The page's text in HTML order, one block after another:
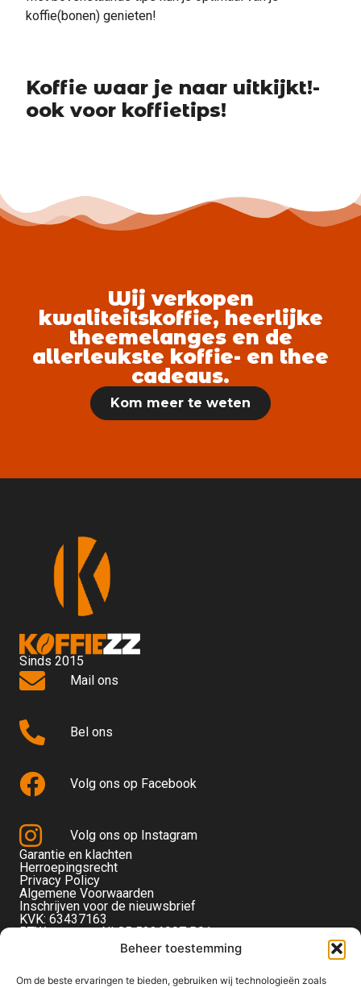
Beheer toestemming
Om de beste ervaringen te bieden, gebruiken wij technologieën zoals
koffie(bonen) genieten!
Koffie waar je naar uitkijkt!-
ook voor koffietips!
Wij verkopen
kwaliteitskoffie, heerlijke
theemelanges en de
allerleukste koffie- en thee
cadeaus.
Kom meer te weten
Sinds 2015
Mail ons
Bel ons
Volg ons op Facebook
Volg ons op Instagram
Garantie en klachten
Herroepingsrecht
Privacy Policy
Algemene Voorwaarden
Inschrijven voor de nieuwsbrief
KVK: 63437163
BTW-nummer: NL85 5236097 B01
Monteverdistraat 56
2901KE Capelle aan den IJssel